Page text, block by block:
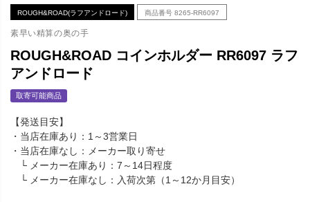
ROUGH&ROAD(ラフアンドロード) 商品番号 8265-RR6097
素早い精算の奥の手
ROUGH&ROAD コインホルダー RR6097 ラフ
アンドロード
取寄可能商品
【発送目安】
・当店在庫あり：1～3営業日
・当店在庫なし：メーカー取り寄せ
└ メーカー在庫あり：7～14日程度
└ メーカー在庫なし：入荷次第（1～12か月目安）